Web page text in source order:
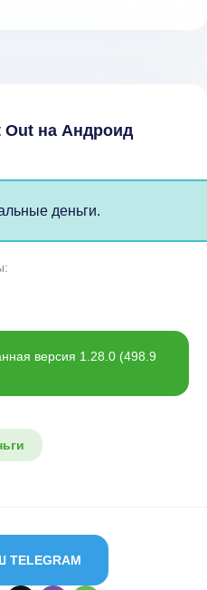
Out на Андроид
деньги.
версия 1.28.0 (498.9
TELEGRAM